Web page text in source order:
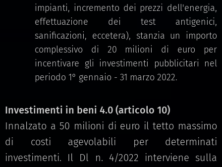
impianti, incremento dei prezzi dell'energia,
effettuazione dei test antigenici,
sanificazioni, eccetera), stanzia un importo
complessivo di 20 milioni di euro per
incentivare gli investimenti pubblicitari nel
periodo 1° gennaio - 31 marzo 2022.
Investimenti in beni 4.0 (articolo 10)
Innalzato a 50 milioni di euro il tetto massimo
di costi agevolabili per determinati
investimenti. Il Dl n. 4/2022 interviene sulla